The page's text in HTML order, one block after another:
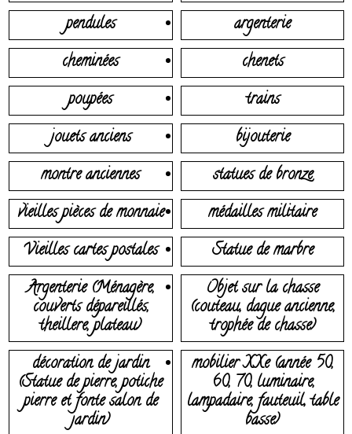
pendules
argenterie
cheminées
chenets
poupées
trains
jouets anciens
bijouterie
montre anciennes
statues de bronze
vieilles pièces de monnaie
médailles militaire
Vieilles cartes postales
Statue de marbre
Argenterie (Ménagère,
couverts dépareillés,
theillere, plateau)
Objet sur la chasse
(couteau, dague ancienne,
trophée de chasse)
décoration de jardin
(Statue de pierre, potiche
pierre et fonte salon de
jardin)
mobilier XXe (année 50,
60, 70, luminaire,
lampadaire, fauteuil, table
basse)